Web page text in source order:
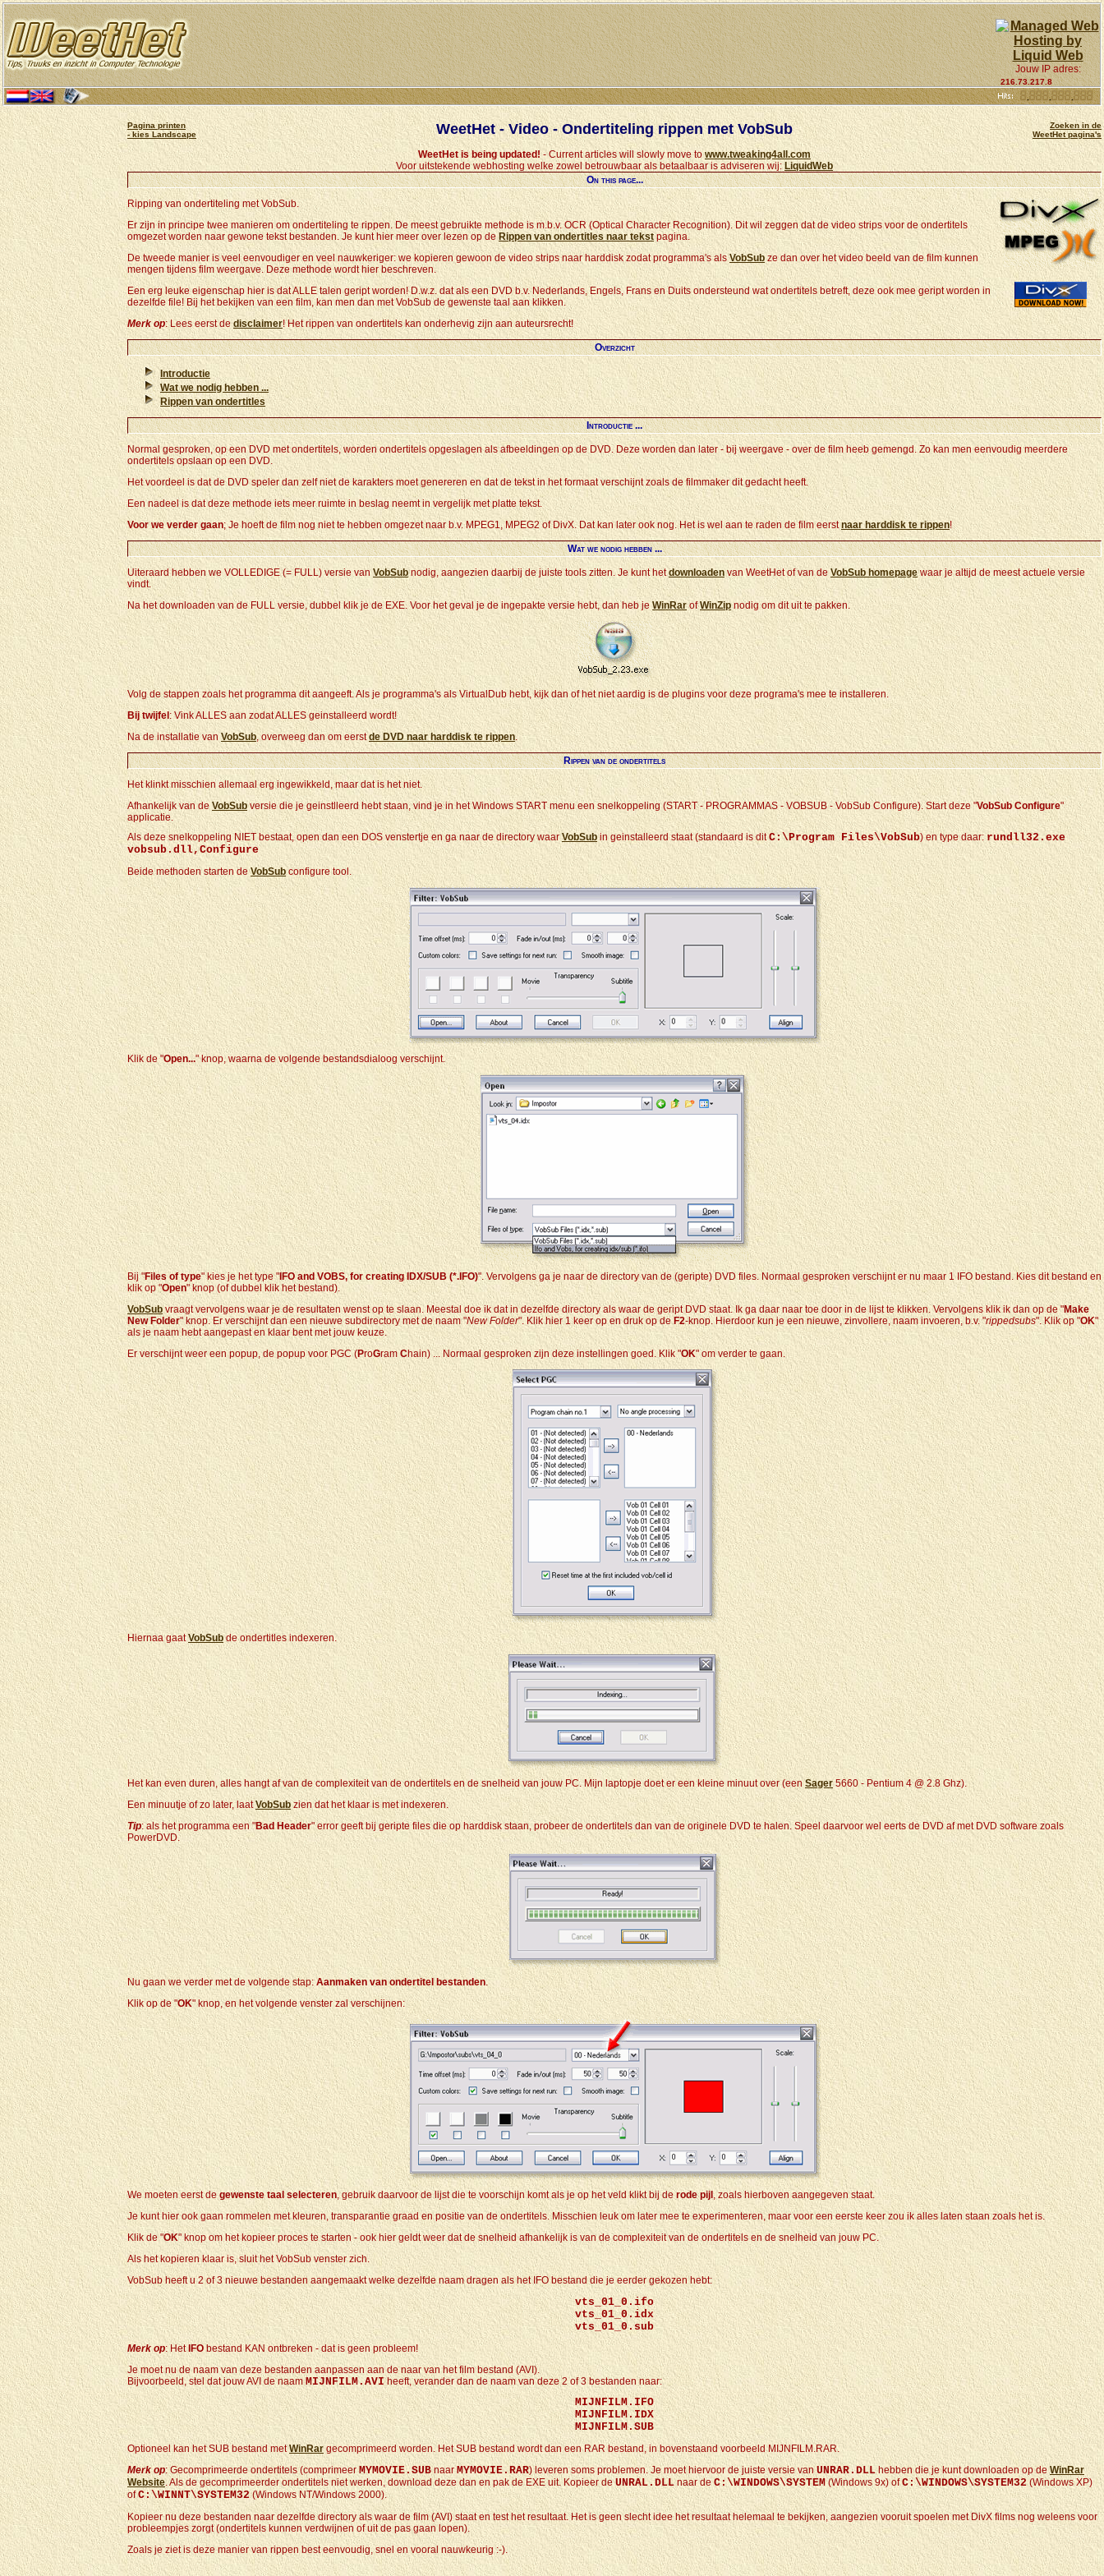
Jouw IP adres:
216.73.217.8
Pagina printen
- kies Landscape
WeetHet - Video - Ondertiteling rippen met VobSub
Zoeken in de
WeetHet pagina's
WeetHet is being updated! - Current articles will slowly move towww.tweaking4all.com
Voor uitstekende webhosting welke zowel betrouwbaar als betaalbaar is adviseren wij: LiquidWeb
On this page...
Ripping van ondertiteling met VobSub.
Er zijn in principe twee manieren om ondertiteling te rippen. De meest gebruikte methode is m.b.v. OCR (Optical Character Recognition). Dit wil zeggen dat de video strips voor de ondertitels
omgezet worden naar gewone tekst bestanden. Je kunt hier meer over lezen op de Rippen van ondertitles naar tekstpagina.
De tweede manier is veel eenvoudiger en veel nauwkeriger: we kopieren gewoon de video strips naar harddisk zodat programma's alsVobSub ze dan over het video beeld van de film kunnen
mengen tijdens film weergave. Deze methode wordt hier beschreven.
Een erg leuke eigenschap hier is dat ALLE talen geript worden! D.w.z. dat als een DVD b.v. Nederlands, Engels, Frans en Duits ondersteund wat ondertitels betreft, deze ook mee geript worden in
dezelfde file! Bij het bekijken van een film, kan men dan met VobSub de gewenste taal aan klikken.
Merk op: Lees eerst dedisclaimer! Het rippen van ondertitels kan onderhevig zijn aan auteursrecht!
Overzicht
Introductie
Wat we nodig hebben ...
Rippen van ondertitles
Introductie ...
Normal gesproken, op een DVD met ondertitels, worden ondertitels opgeslagen als afbeeldingen op de DVD. Deze worden dan later - bij weergave - over de film heeb gemengd. Zo kan men eenvoudig meerdere
ondertitels opslaan op een DVD.
Het voordeel is dat de DVD speler dan zelf niet de karakters moet genereren en dat de tekst in het formaat verschijnt zoals de filmmaker dit gedacht heeft.
Een nadeel is dat deze methode iets meer ruimte in beslag neemt in vergelijk met platte tekst.
Voor we verder gaan; Je hoeft de film nog niet te hebben omgezet naar b.v. MPEG1, MPEG2 of DivX. Dat kan later ook nog. Het is wel aan te raden de film eerstnaar harddisk te rippen!
Wat we nodig hebben ...
Uiteraard hebben we VOLLEDIGE (= FULL) versie van VobSubnodig, aangezien daarbij de juiste tools zitten. Je kunt hetdownloadenvan WeetHet of van deVobSub homepagewaar je altijd de meest actuele versie
vindt.
Na het downloaden van de FULL versie, dubbel klik je de EXE. Voor het geval je de ingepakte versie hebt, dan heb je WinRarofWinZipnodig om dit uit te pakken.
Volg de stappen zoals het programma dit aangeeft. Als je programma's als VirtualDub hebt, kijk dan of het niet aardig is de plugins voor deze programa's mee te installeren.
Bij twijfel : Vink ALLES aan zodat ALLES geinstalleerd wordt!
Na de installatie van VobSub, overweeg dan om eerstde DVD naar harddisk te rippen.
Rippen van de ondertitels
Het klinkt misschien allemaal erg ingewikkeld, maar dat is het niet.
Afhankelijk van de VobSubversie die je geinstlleerd hebt staan, vind je in het Windows START menu een snelkoppeling (START - PROGRAMMAS - VOBSUB - VobSub Configure). Start deze "VobSub Configure"
applicatie.
Als deze snelkoppeling NIET bestaat, open dan een DOS venstertje en ga naar de directory waarVobSubin geinstalleerd staat (standaard is ditC:\Program Files\VobSub) en type daar: rundll32.exe
vobsub.dll,Configure
Beide methoden starten deVobSubconfigure tool.
Klik de "Open..." knop, waarna de volgende bestandsdialoog verschijnt.
Bij "Files of type" kies je het type " IFO and VOBS, for creating IDX/SUB (*.IFO)". Vervolgens ga je naar de directory van de (geripte) DVD files. Normaal gesproken verschijnt er nu maar 1 IFO bestand. Kies dit bestand en
klik op "Open" knop (of dubbel klik het bestand).
VobSubvraagt vervolgens waar je de resultaten wenst op te slaan. Meestal doe ik dat in dezelfde directory als waar de geript DVD staat. Ik ga daar naar toe door in de lijst te klikken. Vervolgens klik ik dan op de "Make
New Folder" knop. Er verschijnt dan een nieuwe subdirectory met de naam "New Folder". Klik hier 1 keer op en druk op deF2-knop. Hierdoor kun je een nieuwe, zinvollere, naam invoeren, b.v. "rippedsubs". Klik op "OK"
als je naam hebt aangepast en klaar bent met jouw keuze.
Er verschijnt weer een popup, de popup voor PGC (ProGram Chain) ... Normaal gesproken zijn deze instellingen goed. Klik "OK" om verder te gaan.
Hiernaa gaatVobSubde ondertitles indexeren.
Het kan even duren, alles hangt af van de complexiteit van de ondertitels en de snelheid van jouw PC. Mijn laptopje doet er een kleine minuut over (eenSager5660 - Pentium 4 @ 2.8 Ghz).
Een minuutje of zo later, laatVobSubzien dat het klaar is met indexeren.
Tip: als het programma een "Bad Header" error geeft bij geripte files die op harddisk staan, probeer de ondertitels dan van de originele DVD te halen. Speel daarvoor wel eerts de DVD af met DVD software zoals
PowerDVD.
Nu gaan we verder met de volgende stap:Aanmaken van ondertitel bestanden.
Klik op de "OK" knop, en het volgende venster zal verschijnen:
We moeten eerst degewenste taal selecteren, gebruik daarvoor de lijst die te voorschijn komt als je op het veld klikt bij derode pijl , zoals hierboven aangegeven staat.
Je kunt hier ook gaan rommelen met kleuren, transparantie graad en positie van de ondertitels. Misschien leuk om later mee te experimenteren, maar voor een eerste keer zou ik alles laten staan zoals het is.
Klik de "OK" knop om het kopieer proces te starten - ook hier geldt weer dat de snelheid afhankelijk is van de complexiteit van de ondertitels en de snelheid van jouw PC.
Als het kopieren klaar is, sluit het VobSub venster zich.
VobSub heeft u 2 of 3 nieuwe bestanden aangemaakt welke dezelfde naam dragen als het IFO bestand die je eerder gekozen hebt:
vts_01_0.ifo
vts_01_0.idx
vts_01_0.sub
Merk op: Het IFObestand KAN ontbreken - dat is geen probleem!
Je moet nu de naam van deze bestanden aanpassen aan de naar van het film bestand (AVI).
Bijvoorbeeld, stel dat jouw AVI de naamMIJNFILM.AVIheeft, verander dan de naam van deze 2 of 3 bestanden naar:
MIJNFILM .IFO
MIJNFILM.IDX
MIJNFILM.SUB
Optioneel kan het SUB bestand metWinRargecomprimeerd worden. Het SUB bestand wordt dan een RAR bestand, in bovenstaand voorbeeld MIJNFILM.RAR.
Merk op: Gecomprimeerde ondertitels (comprimeerMYMOVIE.SUBnaar MYMOVIE.RAR) leveren soms problemen. Je moet hiervoor de juiste versie vanUNRAR.DLLhebben die je kunt downloaden op deWinRar
Website. Als de gecomprimeerder ondertitels niet werken, download deze dan en pak de EXE uit. Kopieer deUNRAL.DLL naar de C:\WINDOWS\SYSTEM(Windows 9x) ofC:\WINDOWS\SYSTEM32(Windows XP)
ofC:\WINNT\SYSTEM32(Windows NT/Windows 2000).
Kopieer nu deze bestanden naar dezelfde directory als waar de film (AVI) staat en test het resultaat. Het is geen slecht idee het resultaat helemaal te bekijken, aangezien vooruit spoelen met DivX films nog weleens voor
probleempjes zorgt (ondertitels kunnen verdwijnen of uit de pas gaan lopen).
Zoals je ziet is deze manier van rippen best eenvoudig, snel en vooral nauwkeurig :-).